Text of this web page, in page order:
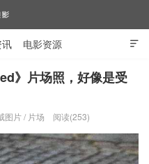
影

电影资源
》片场照，好像是受
图片/ 片场 阅读(253)